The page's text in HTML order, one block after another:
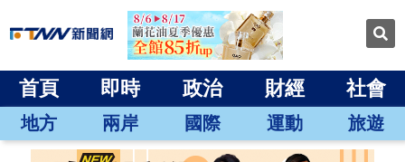
首頁 即時 政治 財經 社會
地方 兩岸 國際 運動 旅遊